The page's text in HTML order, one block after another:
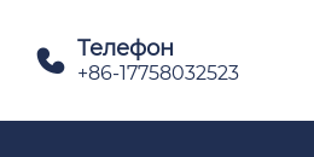
 Телефон
+86-17758032523